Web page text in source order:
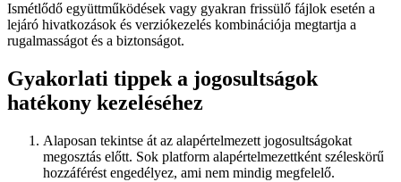
Ismétlődő együttműködések vagy gyakran frissülő fájlok esetén a
lejáró hivatkozások és verziókezelés kombinációja megtartja a
rugalmasságot és a biztonságot.
Gyakorlati tippek a jogosultságok
hatékony kezeléséhez
Alaposan tekintse át az alapértelmezett jogosultságokat
megosztás előtt. Sok platform alapértelmezettként széleskörű
hozzáférést engedélyez, ami nem mindig megfelelő.